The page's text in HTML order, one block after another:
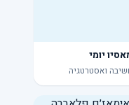
יומי
ואסטרטגיה